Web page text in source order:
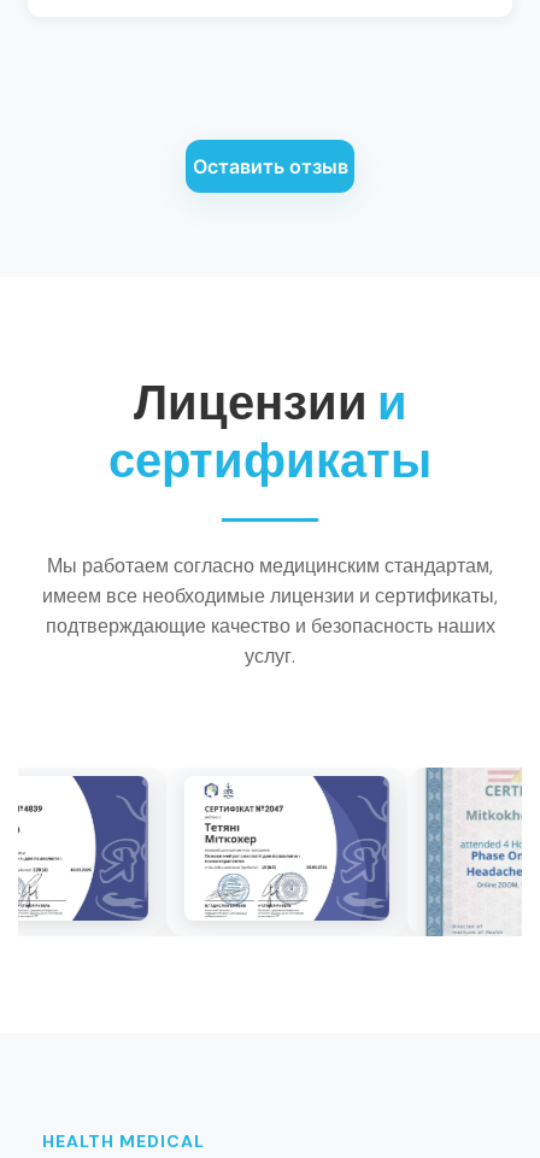
Оставить отзыв
Лицензии и
сертификаты
Мы работаем согласно медицинским стандартам,
имеем все необходимые лицензии и сертификаты,
подтверждающие качество и безопасность наших
услуг.
HEALTH MEDICAL